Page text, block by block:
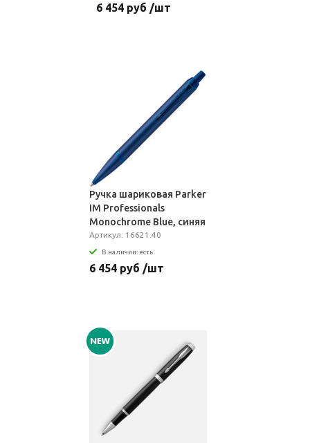
6 454 руб /шт
Ручка шариковая Parker
IM Professionals
Monochrome Blue, синяя
Артикул: 16621.40
В наличии: есть
6 454 руб /шт